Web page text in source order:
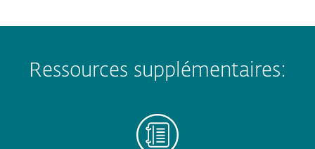
Ressources supplémentaires: